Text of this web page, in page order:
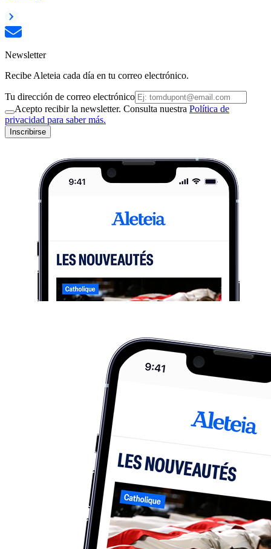
Newsletter
Recibe Aleteia cada día en tu correo electrónico.
Tu dirección de correo electrónico
Acepto recibir la newsletter. Consulta nuestra Política de
privacidad para saber más.
Inscribirse